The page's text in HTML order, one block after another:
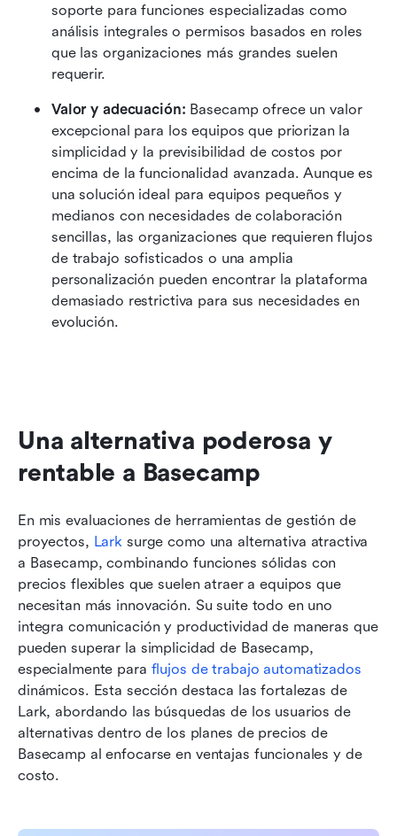
soporte para funciones especializadas como
análisis integrales o permisos basados en roles
que las organizaciones más grandes suelen
requerir.
Valor y adecuación: Basecamp ofrece un valor
excepcional para los equipos que priorizan la
simplicidad y la previsibilidad de costos por
encima de la funcionalidad avanzada. Aunque es
una solución ideal para equipos pequeños y
medianos con necesidades de colaboración
sencillas, las organizaciones que requieren flujos
de trabajo sofisticados o una amplia
personalización pueden encontrar la plataforma
demasiado restrictiva para sus necesidades en
evolución.
Una alternativa poderosa y
rentable a Basecamp
En mis evaluaciones de herramientas de gestión de
proyectos, Lark surge como una alternativa atractiva
a Basecamp, combinando funciones sólidas con
precios flexibles que suelen atraer a equipos que
necesitan más innovación. Su suite todo en uno
integra comunicación y productividad de maneras que
pueden superar la simplicidad de Basecamp,
especialmente para flujos de trabajo automatizados
dinámicos. Esta sección destaca las fortalezas de
Lark, abordando las búsquedas de los usuarios de
alternativas dentro de los planes de precios de
Basecamp al enfocarse en ventajas funcionales y de
costo.